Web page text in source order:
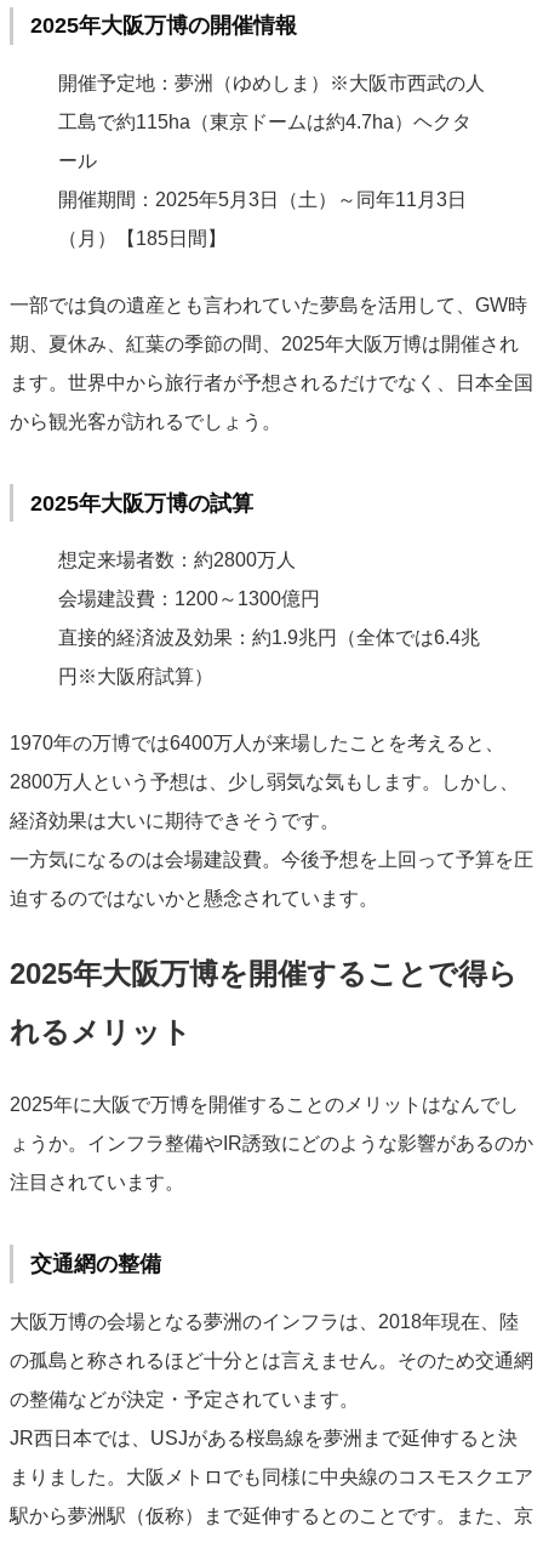
2025年大阪万博の開催情報
開催予定地：夢洲（ゆめしま）※大阪市西武の人
工島で約115ha（東京ドームは約4.7ha）ヘクタ
ール
開催期間：2025年5月3日（土）～同年11月3日
（月）【185日間】
一部では負の遺産とも言われていた夢島を活用して、GW時
期、夏休み、紅葉の季節の間、2025年大阪万博は開催され
ます。世界中から旅行者が予想されるだけでなく、日本全国
から観光客が訪れるでしょう。
2025年大阪万博の試算
想定来場者数：約2800万人
会場建設費：1200～1300億円
直接的経済波及効果：約1.9兆円（全体では6.4兆
円※大阪府試算）
1970年の万博では6400万人が来場したことを考えると、
2800万人という予想は、少し弱気な気もします。しかし、
経済効果は大いに期待できそうです。
一方気になるのは会場建設費。今後予想を上回って予算を圧
迫するのではないかと懸念されています。
2025年大阪万博を開催することで得ら
れるメリット
2025年に大阪で万博を開催することのメリットはなんでし
ょうか。インフラ整備やIR誘致にどのような影響があるのか
注目されています。
交通網の整備
大阪万博の会場となる夢洲のインフラは、2018年現在、陸
の孤島と称されるほど十分とは言えません。そのため交通網
の整備などが決定・予定されています。
JR西日本では、USJがある桜島線を夢洲まで延伸すると決
まりました。大阪メトロでも同様に中央線のコスモスクエア
駅から夢洲駅（仮称）まで延伸するとのことです。また、京